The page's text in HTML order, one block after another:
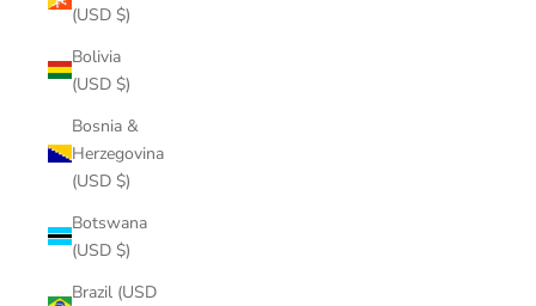
(USD $)
Bolivia
(USD $)
Bosnia &
Herzegovina
(USD $)
Botswana
(USD $)
Brazil (USD